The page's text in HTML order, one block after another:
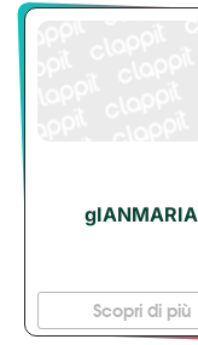
gIANMARIA
Scopri di più